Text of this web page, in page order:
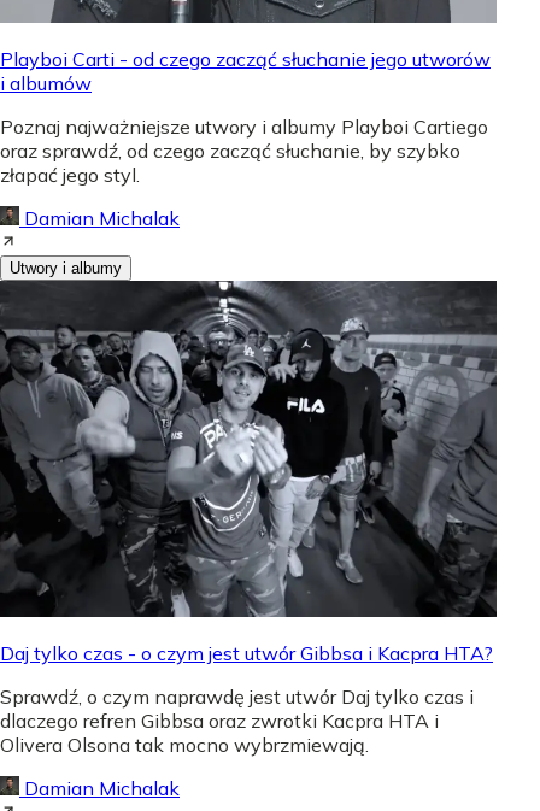
Playboi Carti - od czego zacząć słuchanie jego utworów
i albumów
Poznaj najważniejsze utwory i albumy Playboi Cartiego
oraz sprawdź, od czego zacząć słuchanie, by szybko
złapać jego styl.
Damian Michalak
Utwory i albumy
Daj tylko czas - o czym jest utwór Gibbsa i Kacpra HTA?
Sprawdź, o czym naprawdę jest utwór Daj tylko czas i
dlaczego refren Gibbsa oraz zwrotki Kacpra HTA i
Olivera Olsona tak mocno wybrzmiewają.
Damian Michalak